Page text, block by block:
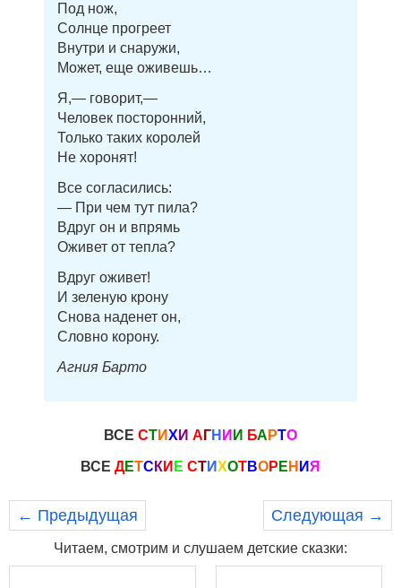
Под нож,
Солнце прогреет
Внутри и снаружи,
Может, еще оживешь…
Я,— говорит,—
Человек посторонний,
Только таких королей
Не хоронят!
Все согласились:
— При чем тут пила?
Вдруг он и впрямь
Оживет от тепла?
Вдруг оживет!
И зеленую крону
Снова наденет он,
Словно корону.
Агния Барто
ВСЕ СТИХ И А ГН И И БА РТО
ВСЕ ДЕТС КИ Е СТИХОТВОР Е Н ИЯ
← Предыдущая Следующая →
Читаем, смотрим и слушаем детские сказки: